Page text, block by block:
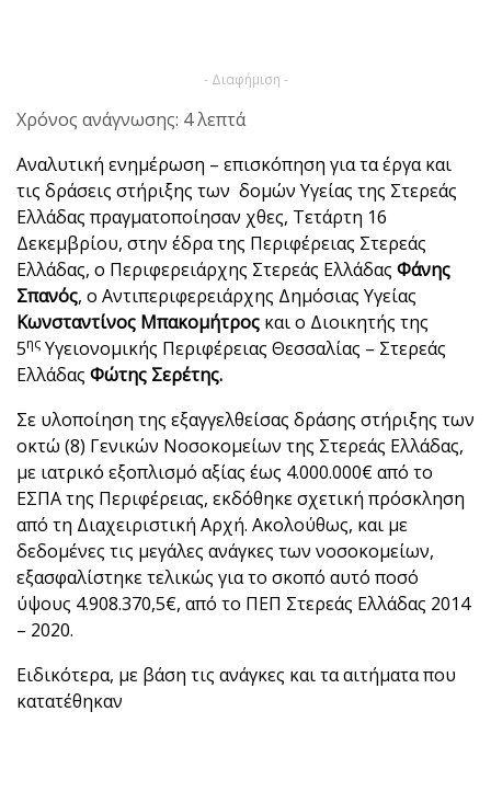
- Διαφήμιση -
Χρόνος ανάγνωσης: 4 λεπτά
Αναλυτική ενημέρωση – επισκόπηση για τα έργα και
τις δράσεις στήριξης των δομών Υγείας της Στερεάς
Ελλάδας πραγματοποίησαν χθες, Τετάρτη 16
Δεκεμβρίου, στην έδρα της Περιφέρειας Στερεάς
Ελλάδας, ο Περιφερειάρχης Στερεάς Ελλάδας Φάνης
Σπανός, ο Αντιπεριφερειάρχης Δημόσιας Υγείας
Κωνσταντίνος Μπακομήτρος και ο Διοικητής της
5ης Υγειονομικής Περιφέρειας Θεσσαλίας – Στερεάς
Ελλάδας Φώτης Σερέτης.
Σε υλοποίηση της εξαγγελθείσας δράσης στήριξης των
οκτώ (8) Γενικών Νοσοκομείων της Στερεάς Ελλάδας,
με ιατρικό εξοπλισμό αξίας έως 4.000.000€ από το
ΕΣΠΑ της Περιφέρειας, εκδόθηκε σχετική πρόσκληση
από τη Διαχειριστική Αρχή. Ακολούθως, και με
δεδομένες τις μεγάλες ανάγκες των νοσοκομείων,
εξασφαλίστηκε τελικώς για το σκοπό αυτό ποσό
ύψους 4.908.370,5€, από το ΠΕΠ Στερεάς Ελλάδας 2014
– 2020.
Ειδικότερα, με βάση τις ανάγκες και τα αιτήματα που
κατατέθηκαν